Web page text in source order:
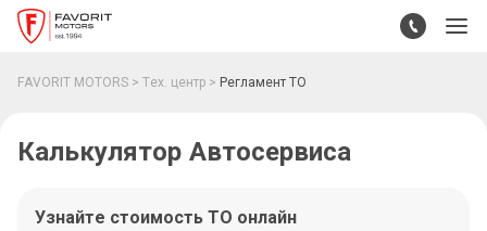
FAVORIT MOTORS Тех. центр Регламент ТО
Калькулятор Автосервиса
Узнайте стоимость ТО онлайн